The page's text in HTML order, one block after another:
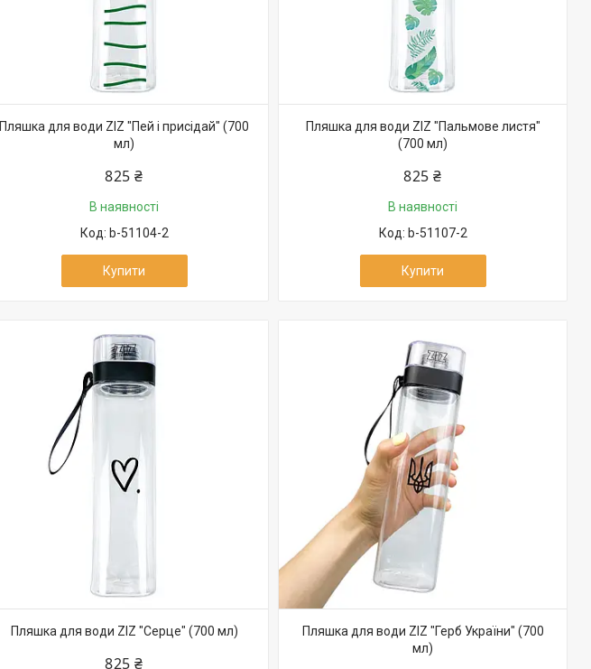
Пляшка для води ZIZ "Пей і присідай" (700
мл)
825 ₴
В наявності
b-51104-2
Купити
Пляшка для води ZIZ "Пальмове листя"
(700 мл)
825 ₴
В наявності
b-51107-2
Купити
Пляшка для води ZIZ "Серце" (700 мл)
825 ₴
Пляшка для води ZIZ "Герб України" (700
мл)